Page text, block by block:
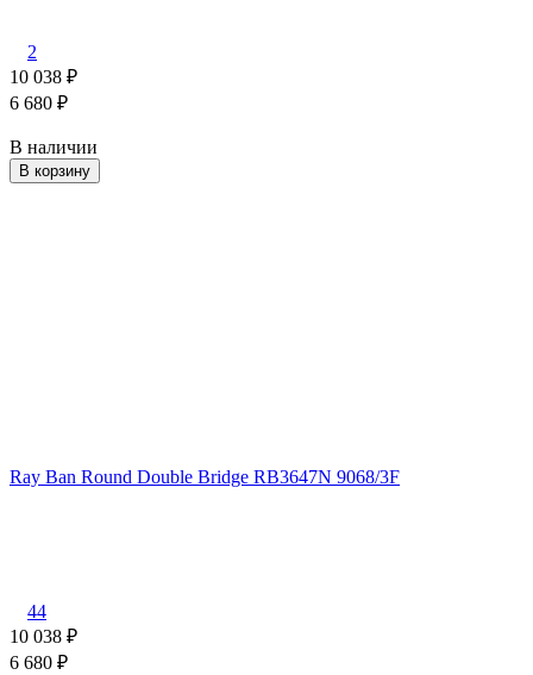
2
10 038 ₽
6 680 ₽
В наличии
В корзину
Ray Ban Round Double Bridge RB3647N 9068/3F
44
10 038 ₽
6 680 ₽